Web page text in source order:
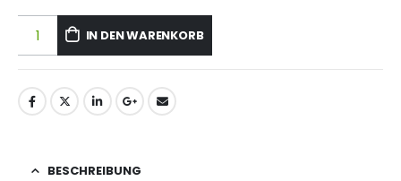
IN DEN WARENKORB
BESCHREIBUNG